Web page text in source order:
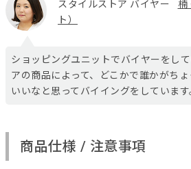
スタイルストア バイヤー
楠
ト）
ショッピングユニットでバイヤーをし
アの商品によって、どこかで誰かがち
いいなと思ってバイイングをしています
商品仕様 / 注意事項